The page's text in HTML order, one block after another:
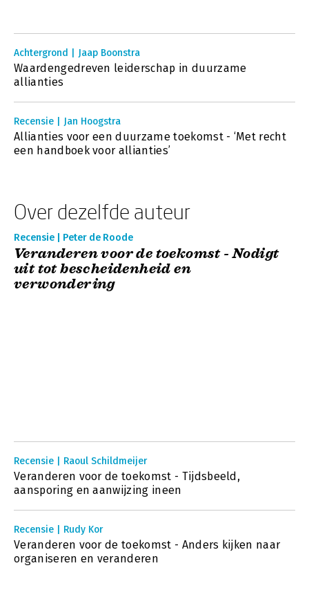
Achtergrond | Jaap Boonstra
Waardengedreven leiderschap in duurzame
allianties
Recensie | Jan Hoogstra
Allianties voor een duurzame toekomst - ‘Met recht
een handboek voor allianties’
Over dezelfde auteur
Recensie | Peter de Roode
Veranderen voor de toekomst - Nodigt
uit tot bescheidenheid en
verwondering
Recensie | Raoul Schildmeijer
Veranderen voor de toekomst - Tijdsbeeld,
aansporing en aanwijzing ineen
Recensie | Rudy Kor
Veranderen voor de toekomst - Anders kijken naar
organiseren en veranderen